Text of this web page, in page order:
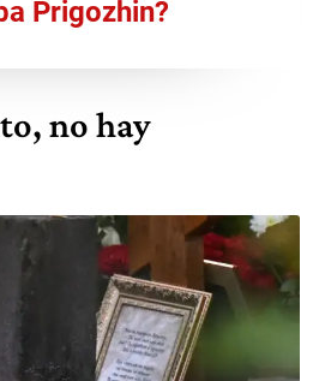
Prigozhin?
no hay